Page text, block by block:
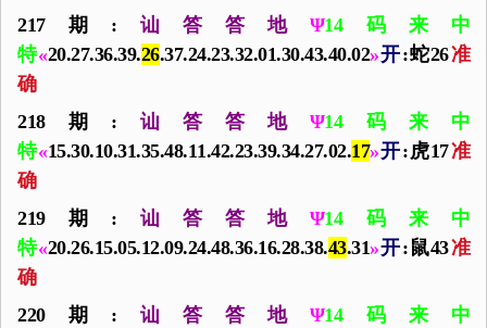
217期: 讪答答地 Ψ14码来中
特«20.27.36.39.26.37.24.23.32.01.30.43.40.02»开:蛇26准
确
218期: 讪答答地 Ψ14码来中
特«15.30.10.31.35.48.11.42.23.39.34.27.02.17»开:虎17准
确
219期: 讪答答地 Ψ14码来中
特«20.26.15.05.12.09.24.48.36.16.28.38.43.31»开:鼠43准
确
220期: 讪答答地 Ψ14码来中